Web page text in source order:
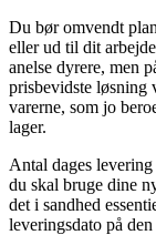
Du bør omvendt
eller ud til dit
anelse dyrere, men
prisbevidste løsning
varerne, som jo
lager.
Antal dages
du skal bruge dine
det i sandhed
leveringsdato på